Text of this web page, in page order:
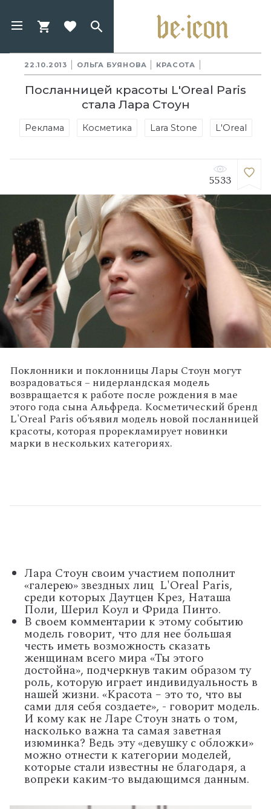
22.10.2013 ОЛЬГА БУЯНОВА КРАСОТА
Посланницей красоты L'Oreal Paris
стала Лара Стоун
Реклама Косметика Lara Stone L'Oreal
5533
Поклонники и поклонницы Лары Стоун могут
возрадоваться – нидерландская модель
возвращается к работе после рождения в мае
этого года сына Альфреда. Косметический бренд
L'Oreal Paris объявил модель новой посланницей
красоты, которая прорекламирует новинки
марки в нескольких категориях.
Лара Стоун своим участием пополнит
«галерею» звездных лиц L'Oreal Paris,
среди которых Даутцен Крез, Наташа
Поли, Шерил Коул и Фрида Пинто.
В своем комментарии к этому событию
модель говорит, что для нее большая
честь иметь возможность сказать
женщинам всего мира «Ты этого
достойна», подчеркнув таким образом ту
роль, которую играет индивидуальность в
нашей жизни. «Красота – это то, что вы
сами для себя создаете», - говорит модель.
И кому как не Ларе Стоун знать о том,
насколько важна та самая заветная
изюминка? Ведь эту «девушку с обложки»
можно отнести к категории моделей,
которые стали известны не благодаря, а
вопреки каким-то выдающимся данным.